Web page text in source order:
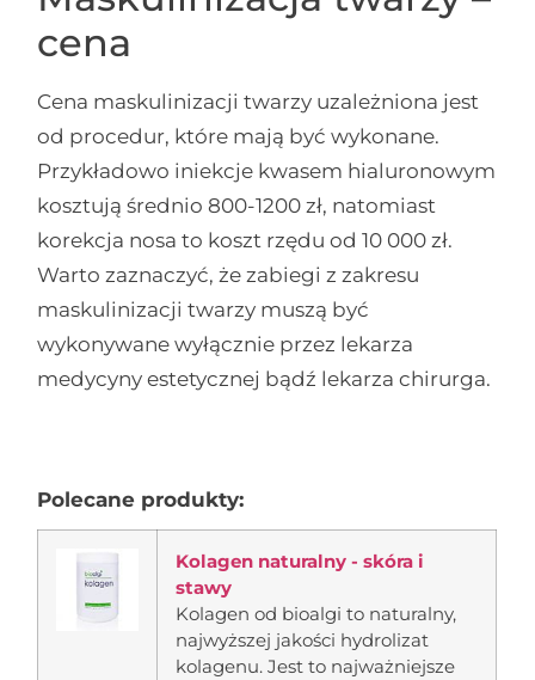
cena
Cena maskulinizacji twarzy uzależniona jest
od procedur, które mają być wykonane.
Przykładowo iniekcje kwasem hialuronowym
kosztują średnio 800-1200 zł, natomiast
korekcja nosa to koszt rzędu od 10 000 zł.
Warto zaznaczyć, że zabiegi z zakresu
maskulinizacji twarzy muszą być
wykonywane wyłącznie przez lekarza
medycyny estetycznej bądź lekarza chirurga.
Polecane produkty:
Kolagen naturalny - skóra i
stawy
Kolagen od bioalgi to naturalny,
najwyższej jakości hydrolizat
kolagenu. Jest to najważniejsze